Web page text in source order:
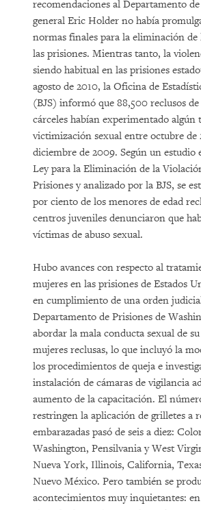
recomendaciones al Departamento
general Eric Holder no había
normas finales para la eliminación
las prisiones. Mientras tanto, la
siendo habitual en las prisiones
agosto de 2010, la Oficina de
(BJS) informó que 88,500 reclusos
cárceles habían experimentado algún
victimización sexual entre octubre de
diciembre de 2009. Según un estudio
Ley para la Eliminación de la
Prisiones y analizado por la BJS, se
por ciento de los menores de edad
centros juveniles denunciaron que
víctimas de abuso sexual.
Hubo avances con respecto al
mujeres en las prisiones de Estados
en cumplimiento de una orden
Departamento de Prisiones de
abordar la mala conducta sexual de
mujeres reclusas, lo que incluyó la
los procedimientos de queja e
instalación de cámaras de vigilancia
aumento de la capacitación. El
restringen la aplicación de grilletes a
embarazadas pasó de seis a diez:
Washington, Pensilvania y West
Nueva York, Illinois, California,
Nuevo México. Pero también se
acontecimientos muy inquietantes: